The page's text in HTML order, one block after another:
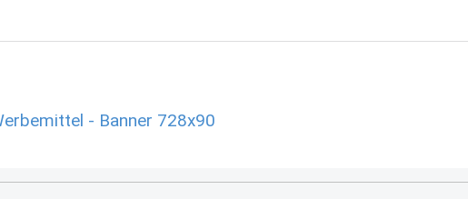
- Banner 728x90